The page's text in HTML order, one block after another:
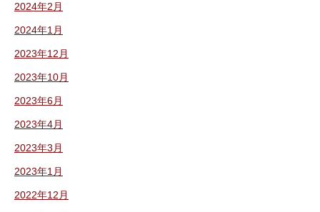
2024年2月
2024年1月
2023年12月
2023年10月
2023年6月
2023年4月
2023年3月
2023年1月
2022年12月